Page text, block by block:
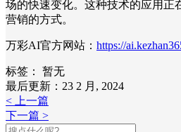
场的快速变化。这种技术的应用正
营销的方式。
万彩AI官方网站： https://
标签：
暂无
最后更新：23 2 月, 2024
< 上一篇
下一篇 >